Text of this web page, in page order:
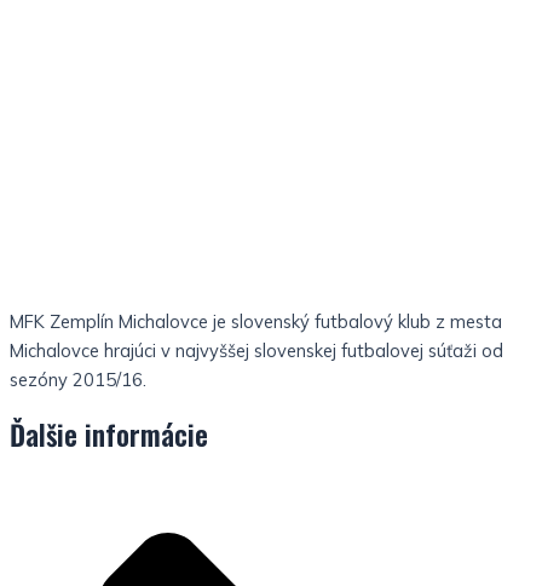
MFK Zemplín Michalovce je slovenský futbalový klub z mesta
Michalovce hrajúci v najvyššej slovenskej futbalovej súťaži od
sezóny 2015/16.
Ďalšie informácie